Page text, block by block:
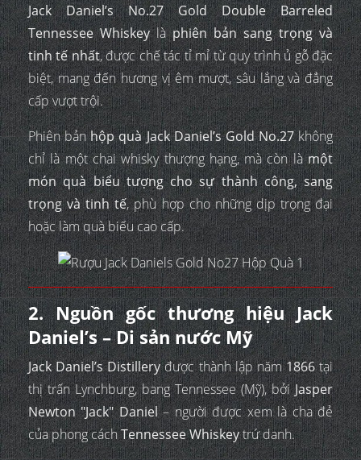
Jack Daniel’s No.27 Gold Double Barreled
Tennessee Whiskeylàphiên bản sang trọng và
tinh tế nhất, được chế tác tỉ mỉ từ quy trình ủ gỗ đặc
biệt, mang đến hương vị êm mượt, sâu lắng và đẳng
cấp vượt trội.
Phiên bảnhộp quà Jack Daniel’s Gold No.27không
chỉ là một chai whisky thượng hạng, mà còn làmột
món quà biểu tượng cho sự thành công, sang
trọng và tinh tế, phù hợp cho những dịp trọng đại
hoặc làm quà biếu cao cấp.
2. Nguồn gốc thương hiệu Jack
Daniel’s – Di sản nước Mỹ
Jack Daniel’s Distilleryđược thành lập năm1866tại
thị trấn Lynchburg, bang Tennessee (Mỹ), bởiJasper
Newton "Jack" Daniel– người được xem là cha đẻ
của phong cáchTennessee Whiskeytrứ danh.